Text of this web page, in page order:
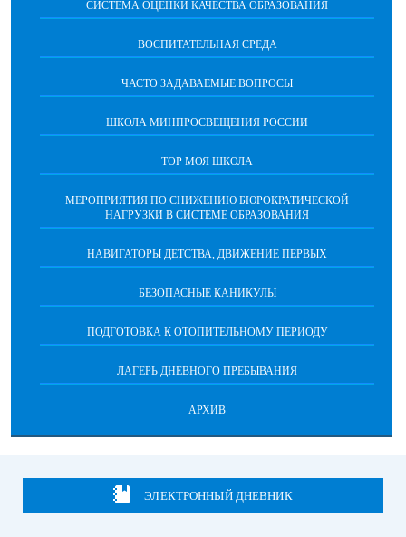
CИСТЕМА ОЦЕНКИ КАЧЕСТВА ОБРАЗОВАНИЯ
ВОСПИТАТЕЛЬНАЯ СРЕДА
ЧАСТО ЗАДАВАЕМЫЕ ВОПРОСЫ
ШКОЛА МИНПРОСВЕЩЕНИЯ РОССИИ
ТОР МОЯ ШКОЛА
МЕРОПРИЯТИЯ ПО СНИЖЕНИЮ БЮРОКРАТИЧЕСКОЙ
НАГРУЗКИ В СИСТЕМЕ ОБРАЗОВАНИЯ
НАВИГАТОРЫ ДЕТСТВА, ДВИЖЕНИЕ ПЕРВЫХ
БЕЗОПАСНЫЕ КАНИКУЛЫ
ПОДГОТОВКА К ОТОПИТЕЛЬНОМУ ПЕРИОДУ
ЛАГЕРЬ ДНЕВНОГО ПРЕБЫВАНИЯ
АРХИВ
ЭЛЕКТРОННЫЙ ДНЕВНИК